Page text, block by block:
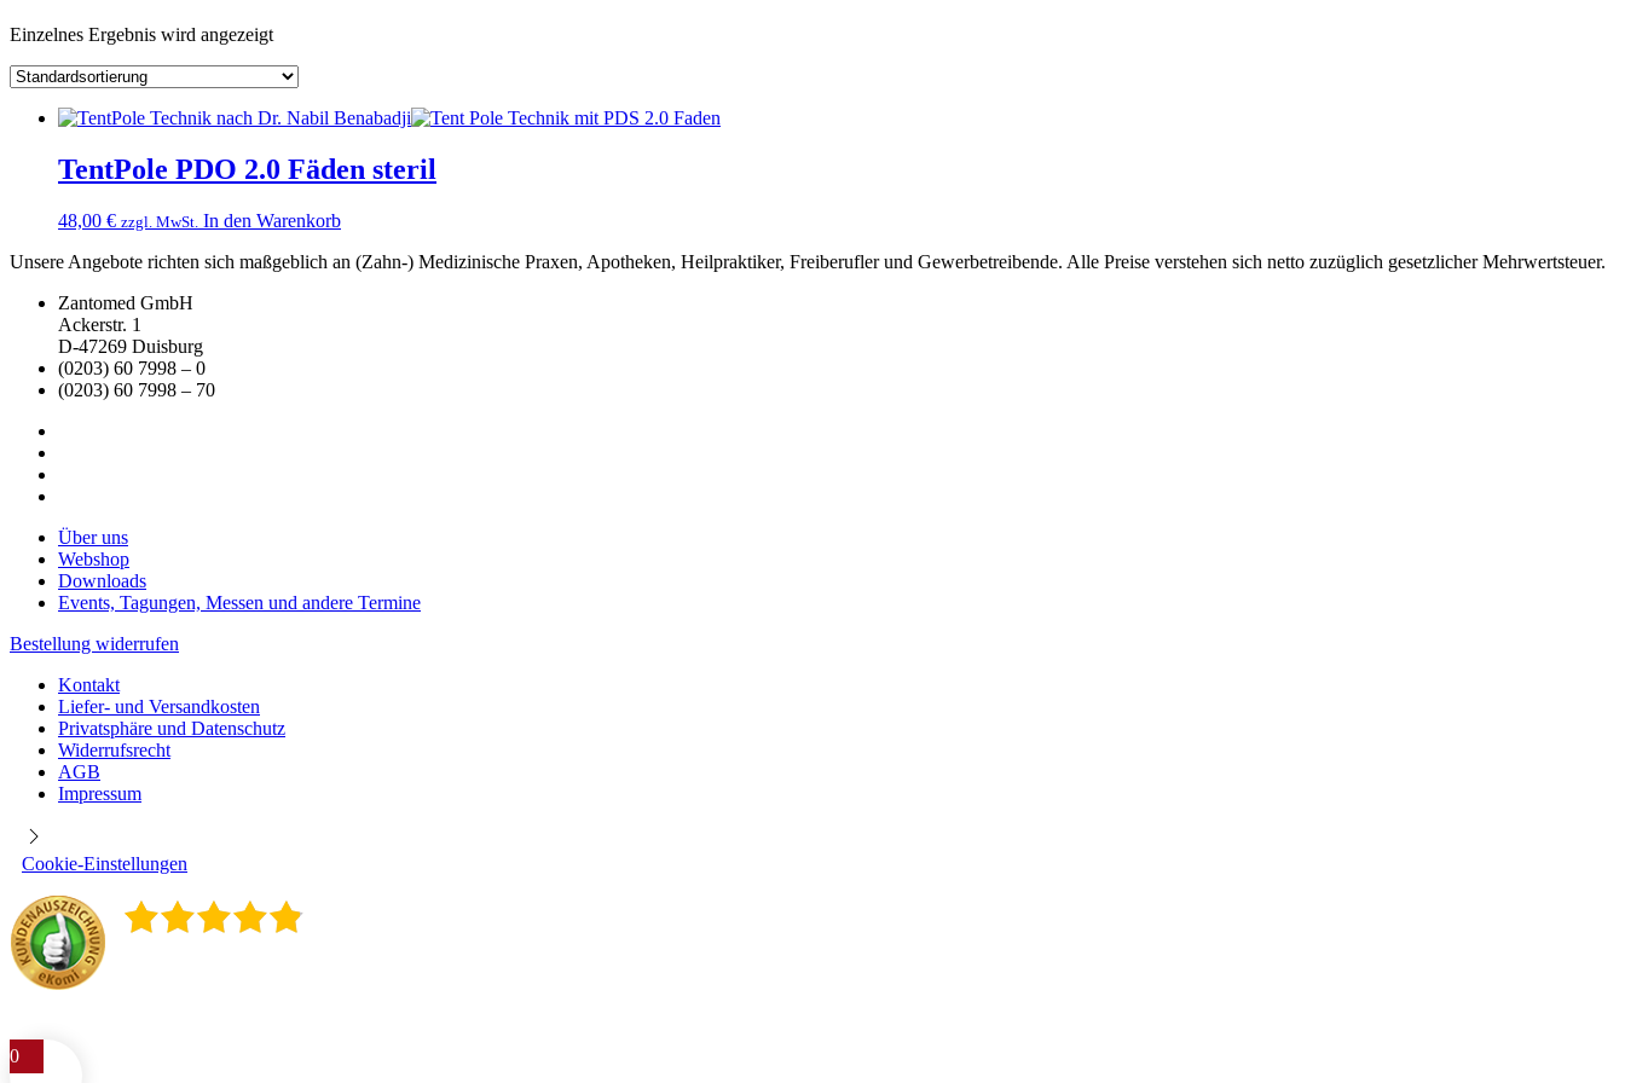
Einzelnes Ergebnis wird angezeigt
TentPole PDO 2.0 Fäden steril
48,00 € zzgl. MwSt. In den Warenkorb
Unsere Angebote richten sich maßgeblich an (Zahn-) Medizinische Praxen, Apotheken, Heilpraktiker, Freiberufler und Gewerbetreibende. Alle Preise verstehen sich netto zuzüglich gesetzlicher Mehrwertsteuer.
Zantomed GmbH
Ackerstr. 1
D-47269 Duisburg
(0203) 60 7998 – 0
(0203) 60 7998 – 70
Über uns
Webshop
Downloads
Events, Tagungen, Messen und andere Termine
Bestellung widerrufen
Kontakt
Liefer- und Versandkosten
Privatsphäre und Datenschutz
Widerrufsrecht
AGB
Impressum
Cookie-Einstellungen
0